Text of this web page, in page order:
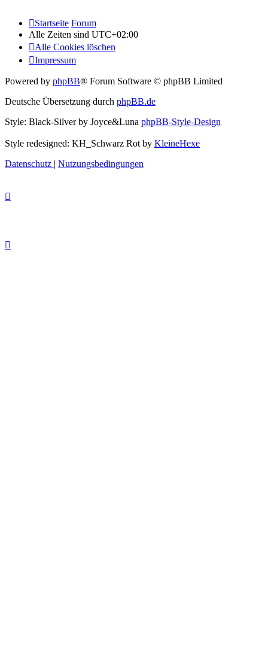
Startseite Forum
Alle Zeiten sind UTC+02:00
Alle Cookies löschen
Impressum
Powered by phpBB® Forum Software © phpBB Limited
Deutsche Übersetzung durch phpBB.de
Style: Black-Silver by Joyce&Luna phpBB-Style-Design
Style redesigned: KH_Schwarz Rot by KleineHexe
Datenschutz | Nutzungsbedingungen